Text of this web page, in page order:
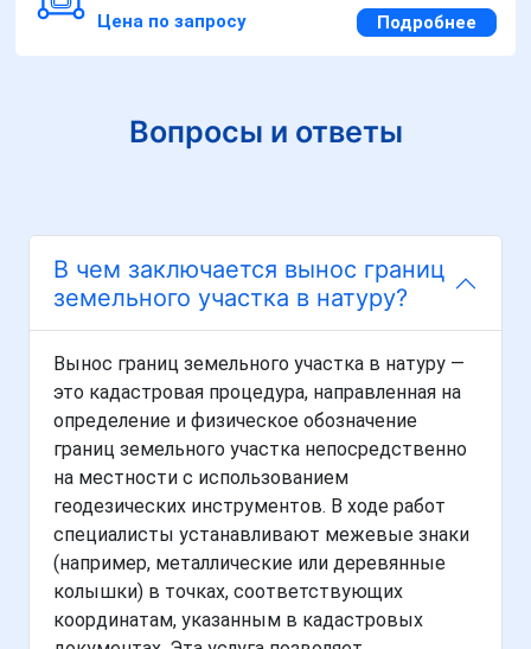
Цена по запросу Подробнее
Вопросы и ответы
В чем заключается вынос границ
земельного участка в натуру?
Вынос границ земельного участка в натуру —
это кадастровая процедура, направленная на
определение и физическое обозначение
границ земельного участка непосредственно
на местности с использованием
геодезических инструментов. В ходе работ
специалисты устанавливают межевые знаки
(например, металлические или деревянные
колышки) в точках, соответствующих
координатам, указанным в кадастровых